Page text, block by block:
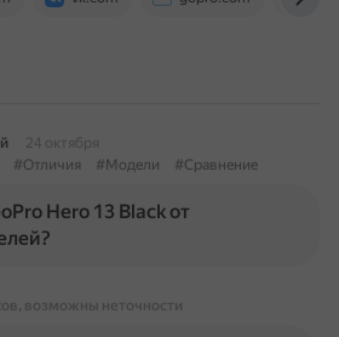
24 октября
#Отличия #Модели #Сравнение
Hero 13 Black от
возможны неточности